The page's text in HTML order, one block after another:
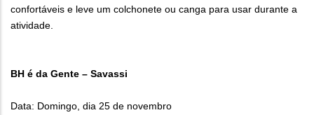
confortáveis e leve um colchonete ou canga para usar durante a
atividade.
BH é da Gente – Savassi
Data: Domingo, dia 25 de novembro